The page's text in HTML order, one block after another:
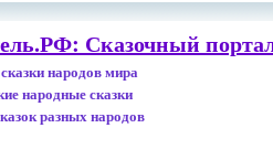
Сказочный
народов мира
народные сказки
разных народов